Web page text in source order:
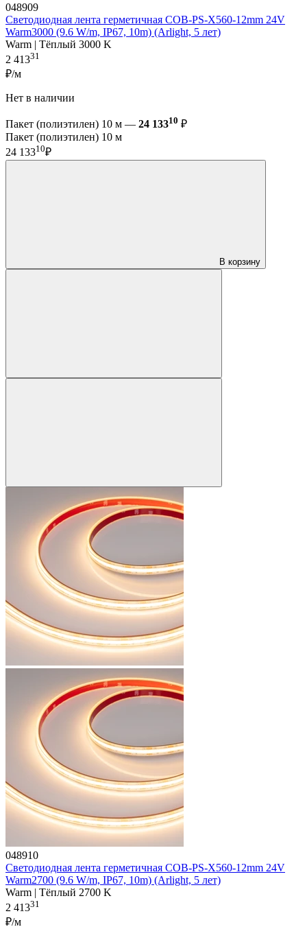
048909
Светодиодная лента герметичная COB-PS-X560-12mm 24V
Warm3000 (9.6 W/m, IP67, 10m) (Arlight, 5 лет)
Warm | Тёплый 3000 K
2 41331
₽/м
Нет в наличии
Пакет (полиэтилен) 10 м — 24 13310 ₽
Пакет (полиэтилен) 10 м
24 13310₽
В корзину
048910
Светодиодная лента герметичная COB-PS-X560-12mm 24V
Warm2700 (9.6 W/m, IP67, 10m) (Arlight, 5 лет)
Warm | Тёплый 2700 K
2 41331
₽/м